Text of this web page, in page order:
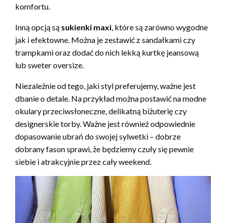
komfortu.
Inną opcją są sukienki maxi , które są zarówno wygodne
jak i efektowne. Można je zestawić z sandałkami czy
trampkami oraz dodać do nich lekką kurtkę jeansową
lub sweter oversize.
Niezależnie od tego, jaki styl preferujemy, ważne jest
dbanie o detale. Na przykład można postawić na modne
okulary przeciwsłoneczne, delikatną biżuterię czy
designerskie torby. Ważne jest również odpowiednie
dopasowanie ubrań do swojej sylwetki – dobrze
dobrany fason sprawi, że będziemy czuły się pewnie
siebie i atrakcyjnie przez cały weekend.